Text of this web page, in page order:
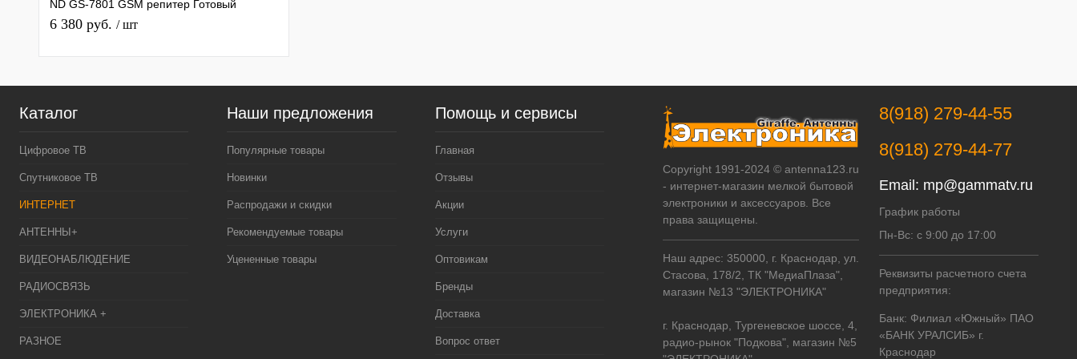
ND GS-7801 GSM репитер Готовый
Комплект (GSM+DCS+WCDMA+LTE)
6 380 руб. / шт
Каталог
Цифровое ТВ
Спутниковое ТВ
ИНТЕРНЕТ
АНТЕННЫ+
ВИДЕОНАБЛЮДЕНИЕ
РАДИОСВЯЗЬ
ЭЛЕКТРОНИКА +
РАЗНОЕ
Наши предложения
Популярные товары
Новинки
Распродажи и скидки
Рекомендуемые товары
Уцененные товары
Помощь и сервисы
Главная
Отзывы
Акции
Услуги
Оптовикам
Бренды
Доставка
Вопрос ответ
Copyright 1991-2024 © antenna123.ru
- интернет-магазин мелкой бытовой
электроники и аксессуаров. Все
права защищены.
Наш адрес: 350000, г. Краснодар, ул.
Стасова, 178/2, ТК "МедиаПлаза",
магазин №13 "ЭЛЕКТРОНИКА"
г. Краснодар, Тургеневское шоссе, 4,
радио-рынок "Подкова", магазин №5
8(918) 279-44-55
8(918) 279-44-77
Email: mp@gammatv.ru
График работы
Пн-Вс: с 9:00 до 17:00
Реквизиты расчетного счета
предприятия:
Банк: Филиал «Южный» ПАО
«БАНК УРАЛСИБ» г.
Краснодар